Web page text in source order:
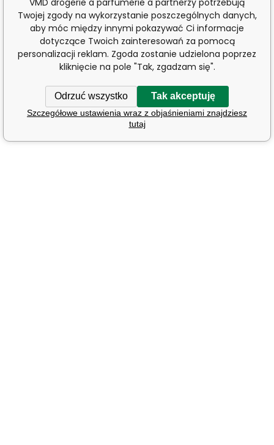
Twojej zgody na wykorzystanie poszczególnych danych,
aby móc między innymi pokazywać Ci informacje
dotyczące Twoich zainteresowań za pomocą
personalizacji reklam. Zgoda zostanie udzielona poprzez
kliknięcie na pole "Tak, zgadzam się".
Odrzuć wszystko Tak akceptuję
Szczegółowe ustawienia wraz z objaśnieniami znajdziesz
tutaj